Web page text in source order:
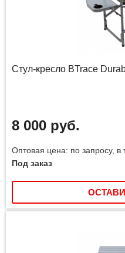
Стул-кресло BTrace
8 000 руб.
Оптовая цена: по запросу, в
Под заказ